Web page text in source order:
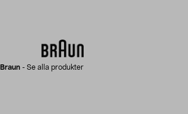
Braun - Se alla produkter